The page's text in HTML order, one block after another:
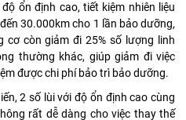
ổn định cao, tiết kiệm nhiên liệu
30.000km cho 1 lần bảo dưỡng,
cơ còn giảm đi 25% số lượng linh
thường khác, giúp giảm đi việc
được chi phí bảo trì bảo dưỡng.
2 số lùi với độ ổn định cao cùng
rất dễ dàng cho việc thay thế